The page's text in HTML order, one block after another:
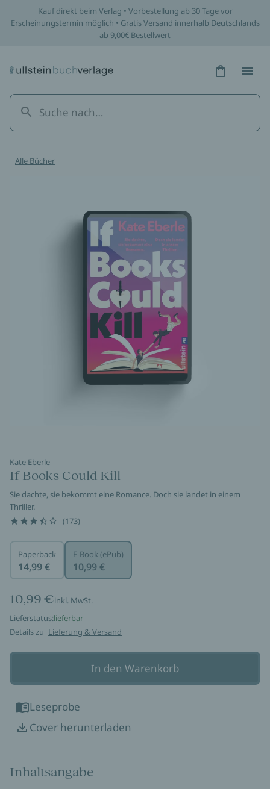
Kauf direkt beim Verlag • Vorbestellung ab 30 Tage vor
Erscheinungstermin möglich • Gratis Versand innerhalb Deutschlands
ab 9,00€ Bestellwert
Hidden
Alle Bücher
Kate Eberle
If Books Could Kill
Sie dachte, sie bekommt eine Romance. Doch sie landet in einem
Thriller.
(173)
Paperback
14,99 €
E-Book (ePub)
10,99 €
10,99 €inkl. MwSt.
Lieferstatus:lieferbar
Details zu Lieferung & Versand
In den Warenkorb
Leseprobe
Cover herunterladen
Inhaltsangabe